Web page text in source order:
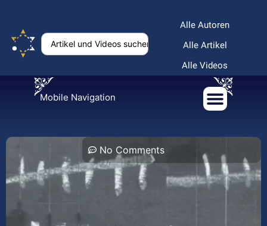
Alle Autoren
Alle Artikel
Alle Videos
Mobile Navigation
No Comments